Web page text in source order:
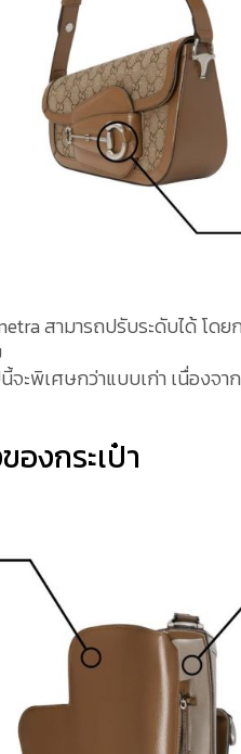
สามารถปรับระดับได้ โดย
จะพิเศษกว่าแบบเก่า เนื่องจ
องกระเป๋า